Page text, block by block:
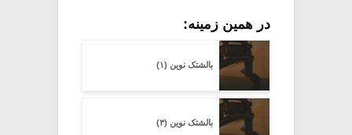
در همین زمینه:
بالشتک نوین (۱)
بالشتک نوین (۳)